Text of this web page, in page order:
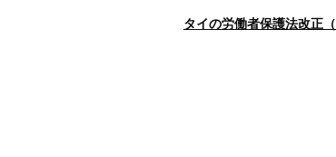
タイの労働者保護法改正